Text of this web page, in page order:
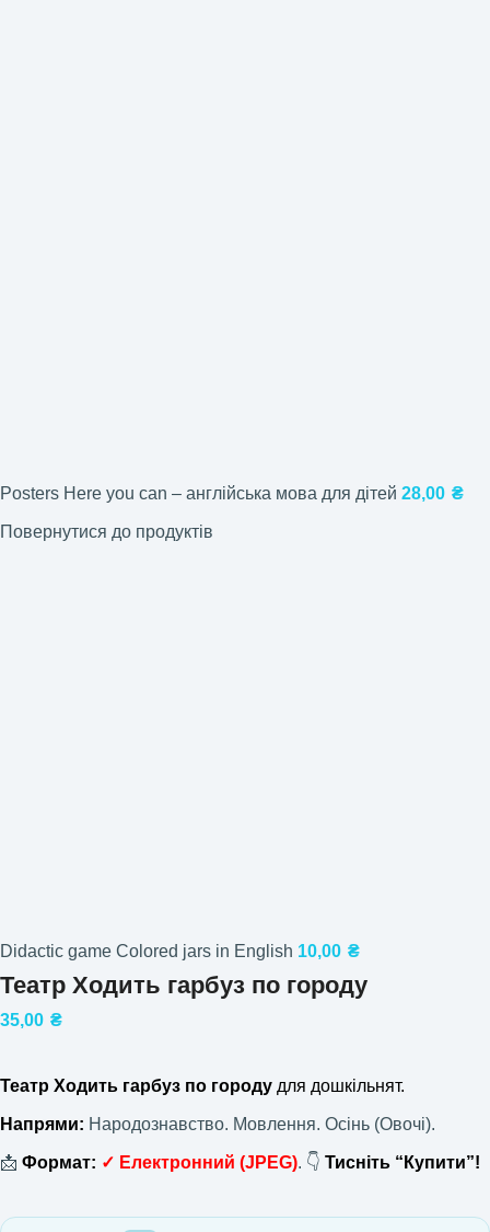
Posters Here you can – англійська мова для дітей 28,00 ₴
Повернутися до продуктів
Didactic game Colored jars in English 10,00 ₴
Театр Ходить гарбуз по городу
35,00 ₴
Театр Ходить гарбуз по городу для дошкільнят.
Напрями: Народознавство. Мовлення. Осінь (Овочі).
📩 Формат: ✓ Електронний (JPEG). 👇 Тисніть “Купити”!